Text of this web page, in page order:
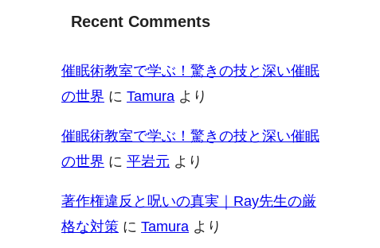
Recent Comments
催眠術教室で学ぶ！驚きの技と深い催眠
の世界 に Tamura より
催眠術教室で学ぶ！驚きの技と深い催眠
の世界 に 平岩元 より
著作権違反と呪いの真実｜Ray先生の厳
格な対策 に Tamura より